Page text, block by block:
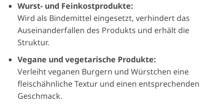
Wurst- und Feinkostprodukte:
Wird als Bindemittel eingesetzt, verhindert das
Auseinanderfallen des Produkts und erhält die
Struktur.
Vegane und vegetarische Produkte:
Verleiht veganen Burgern und Würstchen eine
fleischähnliche Textur und einen entsprechenden
Geschmack.